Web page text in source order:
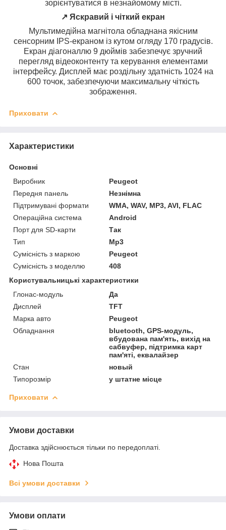
зорієнтуватися в незнайомому місті.
↗️ Яскравий і чіткий екран
Мультимедійна магнітола обладнана якісним
сенсорним IPS-екраном із кутом огляду 170 градусів.
Екран діагоналлю 9 дюймів забезпечує зручний
перегляд відеоконтенту та керування елементами
інтерфейсу. Дисплей має роздільну здатність 1024 на
600 точок, забезпечуючи максимальну чіткість
зображення.
Приховати
Характеристики
Основні
Виробник
Peugeot
Передня панель
Незнімна
Підтримувані формати
WMA, WAV, MP3, AVI, FLAC
Операційна система
Android
Порт для SD-карти
Так
Тип
Mp3
Сумісність з маркою
Peugeot
Сумісність з моделлю
408
Користувальницькі характеристики
Глонас-модуль
Да
Дисплей
TFT
Марка авто
Peugeot
Обладнання
bluetooth, GPS-модуль,
вбудована пам'ять, вихід на
сабвуфер, підтримка карт
пам'яті, еквалайзер
Стан
новый
Типорозмір
у штатне місце
Приховати
Умови доставки
Доставка здійснюється тільки по передоплаті.
Нова Пошта
Всі умови доставки
Умови оплати